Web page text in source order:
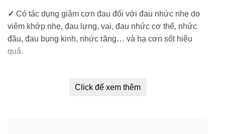
✓ Có tác dụng giảm cơn đau đối với đau nhức nhẹ do
viêm khớp nhẹ, đau lưng, vai, đau nhức cơ thể, nhức
đầu, đau bụng kinh, nhức răng… và hạ cơn sốt hiệu
quả.
Click để xem thêm